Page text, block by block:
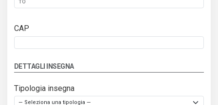
CAP
DETTAGLI INSEGNA
Tipologia insegna